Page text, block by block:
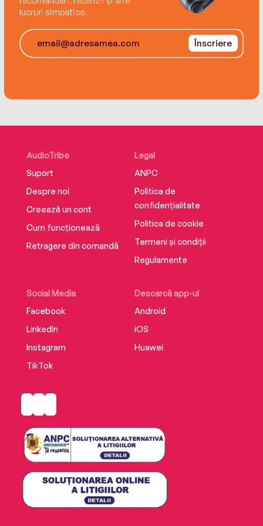
lucruri simpatice.
Înscriere
AudioTribe
Suport
Despre noi
Creează un cont
Cum funcționează
Retragere din comandă
Social Media
Facebook
LinkedIn
Instagram
TikTok
Descarcă app-ul
Android
iOS
Huawei
Legal
ANPC
Politica de
confidențialitate
Politica de cookie
Termeni și condiții
Regulamente